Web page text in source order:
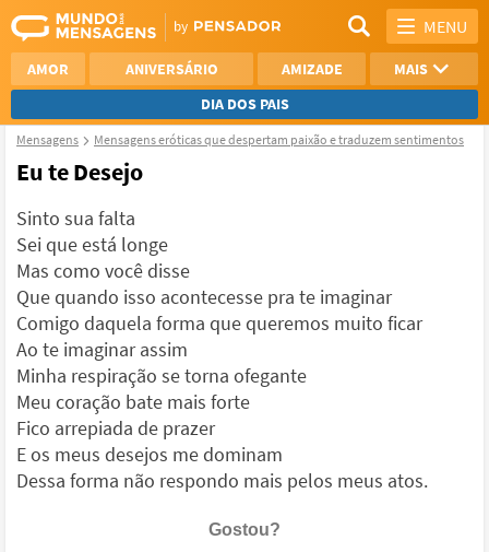
MENU
AMOR ANIVERSÁRIO AMIZADE
MAIS
DIA DOS PAIS
REFLEXÃO
NAMORO
Mensagens Mensagens eróticas que despertam paixão e traduzem sentimentos
Eu te Desejo
Sinto sua falta
Sei que está longe
Mas como você disse
Que quando isso acontecesse pra te imaginar
Comigo daquela forma que queremos muito ficar
Ao te imaginar assim
Minha respiração se torna ofegante
Meu coração bate mais forte
Fico arrepiada de prazer
E os meus desejos me dominam
Dessa forma não respondo mais pelos meus atos.
Gostou?